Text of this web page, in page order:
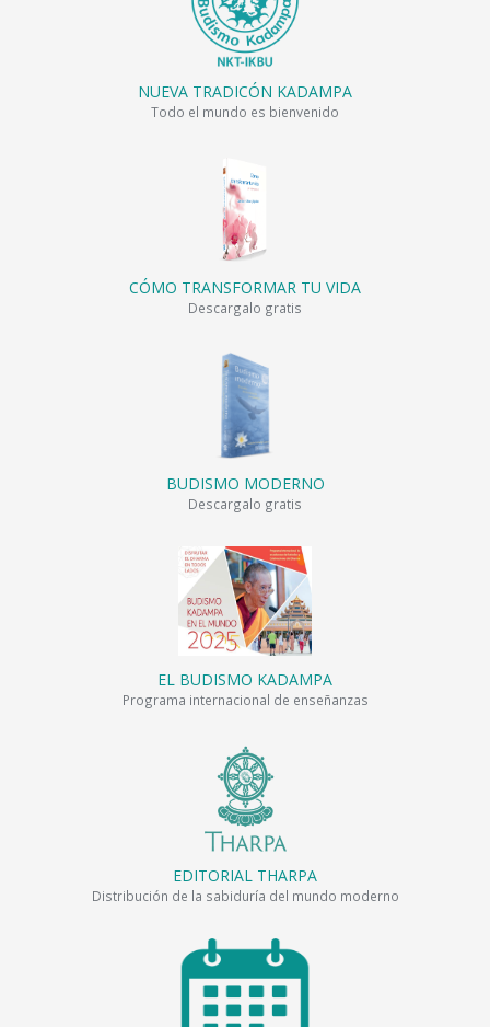
NUEVA TRADICÓN KADAMPA
Todo el mundo es bienvenido
CÓMO TRANSFORMAR TU VIDA
Descargalo gratis
BUDISMO MODERNO
Descargalo gratis
EL BUDISMO KADAMPA
Programa internacional de enseñanzas
EDITORIAL THARPA
Distribución de la sabiduría del mundo moderno